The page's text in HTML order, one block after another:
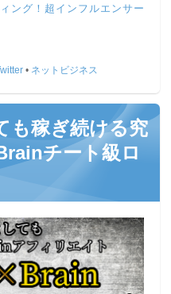
ング！超インフルエンサー
• ネットビジネス
も稼ぎ続ける究
チート級ロ